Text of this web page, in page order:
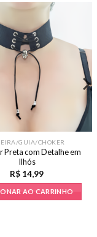
GUIA/CHOKER
Preta com Detalhe em
Ilhós
R$ 14,99
AO CARRINHO